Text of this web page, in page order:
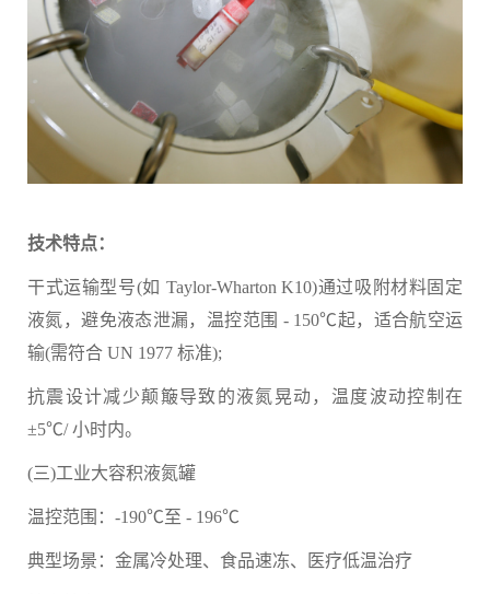
技术特点：
干式运输型号(如 Taylor-Wharton K10)通过吸附材料固定
液氮，避免液态泄漏，温控范围 - 150℃起，适合航空运
输(需符合 UN 1977 标准);
抗震设计减少颠簸导致的液氮晃动，温度波动控制在
±5℃/ 小时内。
(三)工业大容积液氮罐
温控范围：-190℃至 - 196℃
典型场景：金属冷处理、食品速冻、医疗低温治疗